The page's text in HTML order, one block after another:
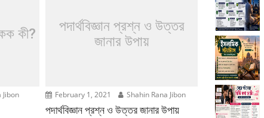
কী?
Jibon
পদার্থবিজ্ঞান প্রশ্ন ও উত্তর
জানার উপায়
February 1, 2021 Shahin Rana Jibon
পদার্থবিজ্ঞান প্রশ্ন ও উত্তর জানার উপায়